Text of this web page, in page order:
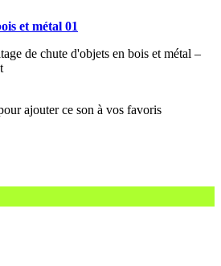
et métal 01
de chute d'objets en bois et métal –